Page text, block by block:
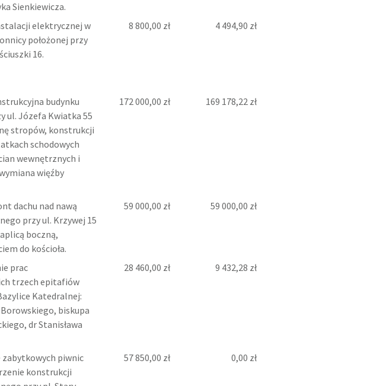
Sienkiewicza.
elektrycznej w
położonej przy
16.
8 800,00 zł 4 494,90 zł
budynku
ul. Józefa Kwiatka 55
stropów, konstrukcji
schodowych
wewnętrznych i
więźby
172 000,00 zł 169 178,22 zł
dachu nad nawą
przy ul. Krzywej 15
boczną,
do kościoła.
59 000,00 zł 59 000,00 zł
prac
trzech epitafiów
Katedralnej:
biskupa
dr Stanisława
28 460,00 zł 9 432,28 zł
zabytkowych piwnic
konstrukcji
57 850,00 zł 0,00 zł